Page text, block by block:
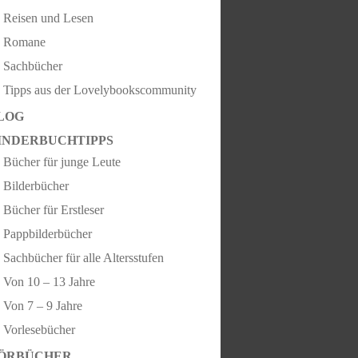
Reisen und Lesen
Romane
Sachbücher
Tipps aus der Lovelybookscommunity
Bücher für junge Leute
Bilderbücher
Bücher für Erstleser
Pappbilderbücher
Sachbücher für alle Altersstufen
Von 10 – 13 Jahre
Von 7 – 9 Jahre
Vorlesebücher